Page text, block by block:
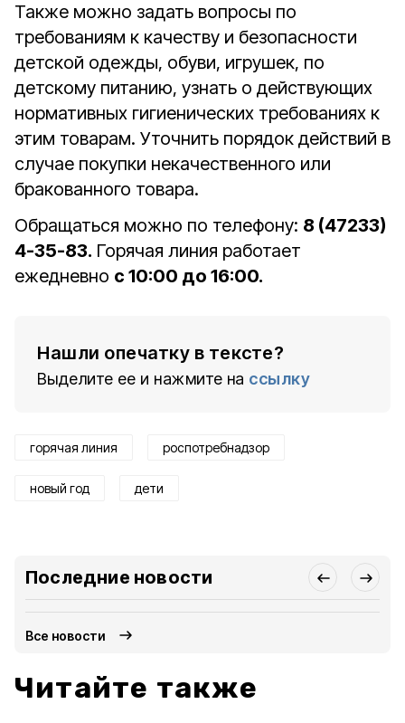
Также можно задать вопросы по
требованиям к качеству и безопасности
детской одежды, обуви, игрушек, по
детскому питанию, узнать о действующих
нормативных гигиенических требованиях к
этим товарам. Уточнить порядок действий в
случае покупки некачественного или
бракованного товара.
Обращаться можно по телефону: 8 (47233)
4-35-83. Горячая линия работает
ежедневно с 10:00 до 16:00.
Нашли опечатку в тексте?
Выделите ее и нажмите на ссылку
горячая линия роспотребнадзор
новый год дети
Последние новости
Все новости
Читайте также